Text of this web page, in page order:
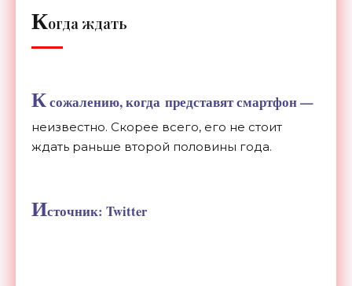
Когда ждать
Ксожалению, когда представят смартфон —
неизвестно. Скорее всего, его не стоит
ждать раньше второй половины года.
Источник: Twitter